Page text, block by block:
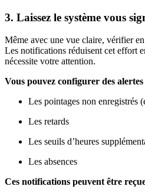
3. Laissez le système vous
Même avec une vue claire, vérifier
Les notifications réduisent cet effort
nécessite votre attention.
Vous pouvez configurer des
Les pointages non enregistrés
Les retards
Les seuils d’heures
Les absences
Ces notifications peuvent être